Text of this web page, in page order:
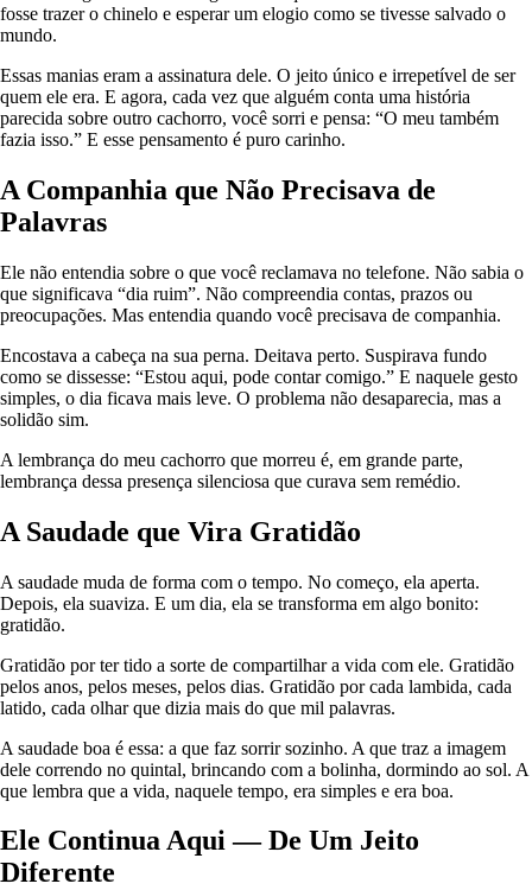
fosse trazer o chinelo e esperar um elogio como se tivesse salvado o
mundo.
Essas manias eram a assinatura dele. O jeito único e irrepetível de ser
quem ele era. E agora, cada vez que alguém conta uma história
parecida sobre outro cachorro, você sorri e pensa: “O meu também
fazia isso.” E esse pensamento é puro carinho.
A Companhia que Não Precisava de
Palavras
Ele não entendia sobre o que você reclamava no telefone. Não sabia o
que significava “dia ruim”. Não compreendia contas, prazos ou
preocupações. Mas entendia quando você precisava de companhia.
Encostava a cabeça na sua perna. Deitava perto. Suspirava fundo
como se dissesse: “Estou aqui, pode contar comigo.” E naquele gesto
simples, o dia ficava mais leve. O problema não desaparecia, mas a
solidão sim.
A lembrança do meu cachorro que morreu é, em grande parte,
lembrança dessa presença silenciosa que curava sem remédio.
A Saudade que Vira Gratidão
A saudade muda de forma com o tempo. No começo, ela aperta.
Depois, ela suaviza. E um dia, ela se transforma em algo bonito:
gratidão.
Gratidão por ter tido a sorte de compartilhar a vida com ele. Gratidão
pelos anos, pelos meses, pelos dias. Gratidão por cada lambida, cada
latido, cada olhar que dizia mais do que mil palavras.
A saudade boa é essa: a que faz sorrir sozinho. A que traz a imagem
dele correndo no quintal, brincando com a bolinha, dormindo ao sol. A
que lembra que a vida, naquele tempo, era simples e era boa.
Ele Continua Aqui — De Um Jeito
Diferente